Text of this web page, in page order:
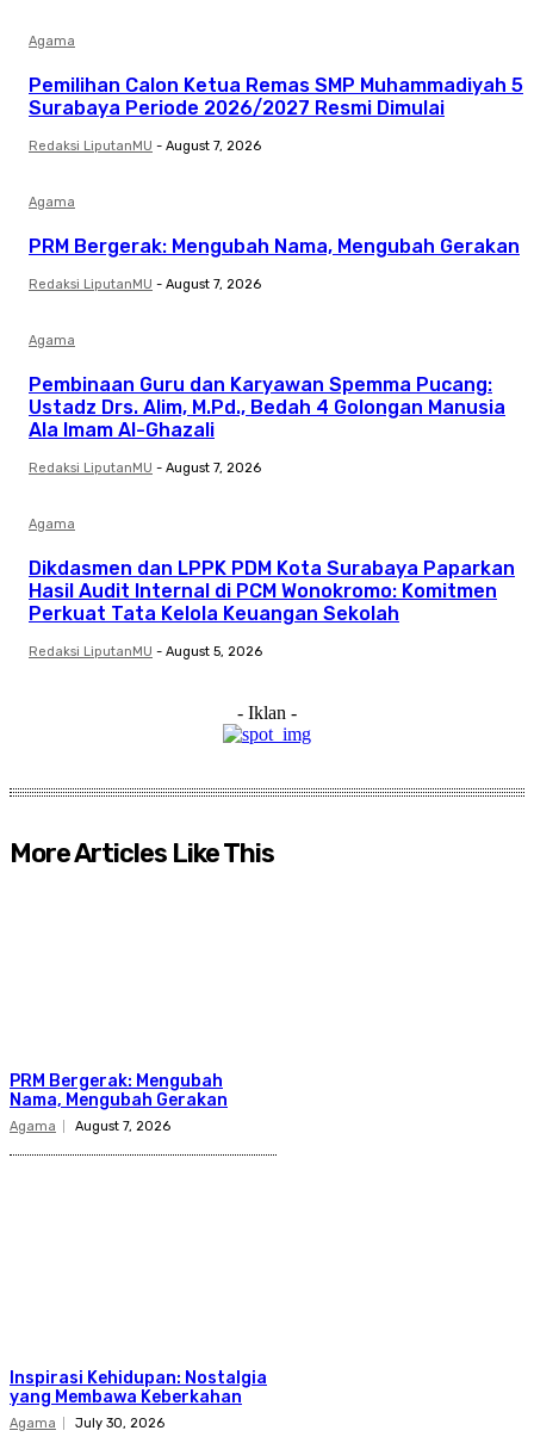
Agama
Pemilihan Calon Ketua Remas SMP Muhammadiyah 5
Surabaya Periode 2026/2027 Resmi Dimulai
Redaksi LiputanMU - August 7, 2026
Agama
PRM Bergerak: Mengubah Nama, Mengubah Gerakan
Redaksi LiputanMU - August 7, 2026
Agama
Pembinaan Guru dan Karyawan Spemma Pucang:
Ustadz Drs. Alim, M.Pd., Bedah 4 Golongan Manusia
Ala Imam Al-Ghazali
Redaksi LiputanMU - August 7, 2026
Agama
Dikdasmen dan LPPK PDM Kota Surabaya Paparkan
Hasil Audit Internal di PCM Wonokromo: Komitmen
Perkuat Tata Kelola Keuangan Sekolah
Redaksi LiputanMU - August 5, 2026
- Iklan -
More Articles Like This
PRM Bergerak: Mengubah
Nama, Mengubah Gerakan
Agama August 7, 2026
Inspirasi Kehidupan: Nostalgia
yang Membawa Keberkahan
Agama July 30, 2026